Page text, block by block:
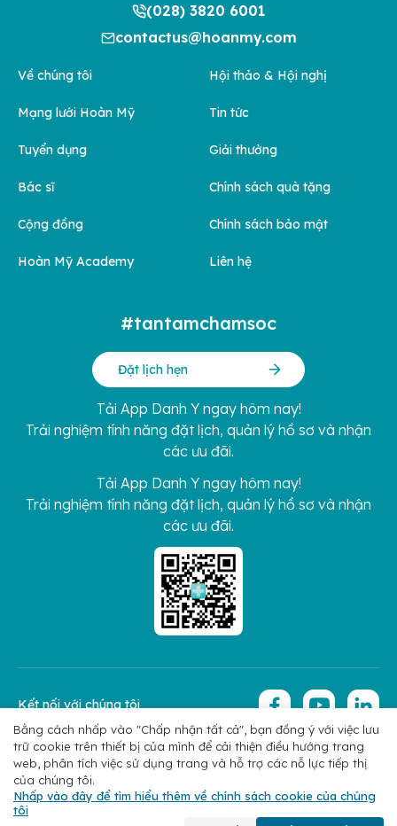
(028) 3820 6001
contactus@hoanmy.com
Về chúng tôi
Mạng lưới Hoàn Mỹ
Tuyển dụng
Bác sĩ
Cộng đồng
Hoàn Mỹ Academy
Hội thảo & Hội nghị
Tin tức
Giải thưởng
Chính sách quà tặng
Chính sách bảo mật
Liên hệ
#tantamchamsoc
Đặt lịch hẹn
Tải App Danh Y ngay hôm nay!
Trải nghiệm tính năng đặt lịch, quản lý hồ sơ và nhận
các ưu đãi.
Tải App Danh Y ngay hôm nay!
Trải nghiệm tính năng đặt lịch, quản lý hồ sơ và nhận
các ưu đãi.
Chính sách bảo mật Copyright 2026 © Hoan My Corporation
Kết nối với chúng tôi
Bằng cách nhấp vào "Chấp nhận tất cả", bạn đồng ý với việc lưu
trữ cookie trên thiết bị của mình để cải thiện điều hướng trang
web, phân tích việc sử dụng trang và hỗ trợ các nỗ lực tiếp thị
của chúng tôi.
Nhấp vào đây để tìm hiểu thêm về chính sách cookie của chúng
tôi